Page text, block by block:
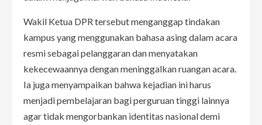
Wakil Ketua DPR tersebut menganggap tindakan
kampus yang menggunakan bahasa asing dalam acara
resmi sebagai pelanggaran dan menyatakan
kekecewaannya dengan meninggalkan ruangan acara.
Ia juga menyampaikan bahwa kejadian ini harus
menjadi pembelajaran bagi perguruan tinggi lainnya
agar tidak mengorbankan identitas nasional demi